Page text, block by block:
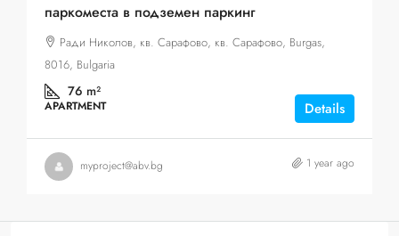
паркоместа в подземен паркинг
Ради Николов, кв. Сарафово, кв. Сарафово, Burgas,
8016, Bulgaria
76 m²
APARTMENT Details
myproject@abv.bg 1 year ago